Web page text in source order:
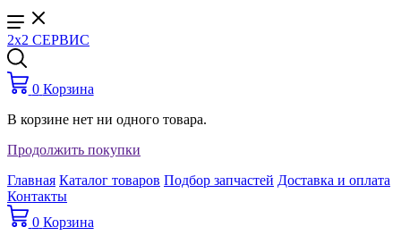
2x2 СЕРВИС
0 Корзина
В корзине нет ни одного товара.
Продолжить покупки
Главная Каталог товаров Подбор запчастей Доставка и оплата
Контакты
0 Корзина